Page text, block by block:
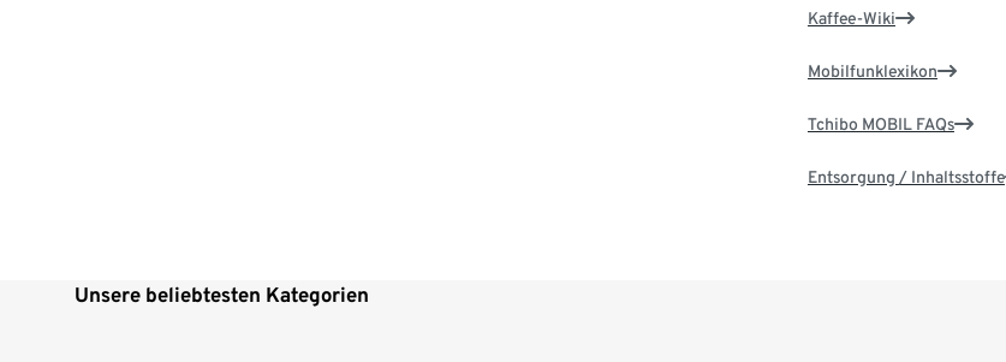
Kaffee-Wiki
Mobilfunklexikon
Tchibo MOBIL FAQs
Entsorgung / Inhaltsstoffe
Unsere beliebtesten Kategorien